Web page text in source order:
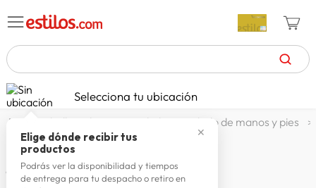
TÉRMINOS MÁS BUSCADOS
1. zapatillas mujer
2. celulares
3. zapatillas hombre
4. moda
Selecciona tu ubicación
✕
Elige dónde recibir tus
productos
Podrás ver la disponibilidad y tiempos
de entrega para tu despacho o retiro en
belleza, higiene y salud cuidado de manos y pies
Esmalte de uñas
61 productos